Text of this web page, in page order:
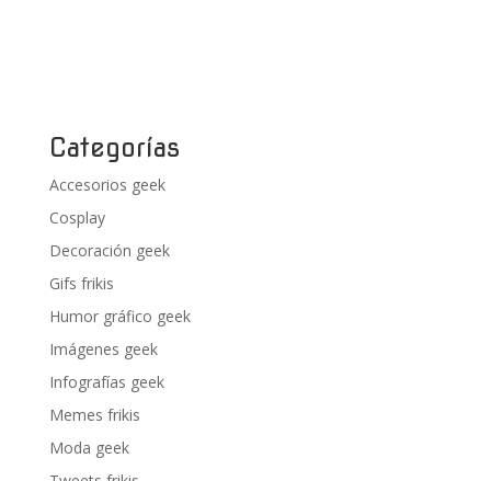
Categorías
Accesorios geek
Cosplay
Decoración geek
Gifs frikis
Humor gráfico geek
Imágenes geek
Infografías geek
Memes frikis
Moda geek